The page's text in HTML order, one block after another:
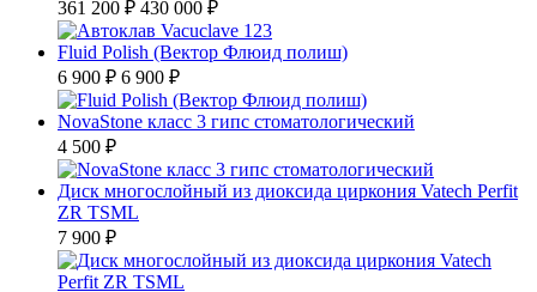
361 200 ₽ 430 000 ₽
Fluid Polish (Вектор Флюид полиш)
6 900 ₽ 6 900 ₽
NovaStone класс 3 гипс стоматологический
4 500 ₽
Диск многослойный из диоксида циркония Vatech Perfit
ZR TSML
7 900 ₽